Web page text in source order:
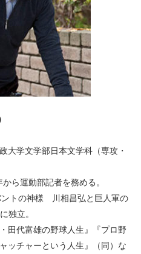
大学文学部日本文学科（専攻・
ら運動部記者を務める。
トの神様 川相昌弘と巨人軍の
独立。
田代富雄の野球人生』『プロ野
ッチャーという人生』（同）な